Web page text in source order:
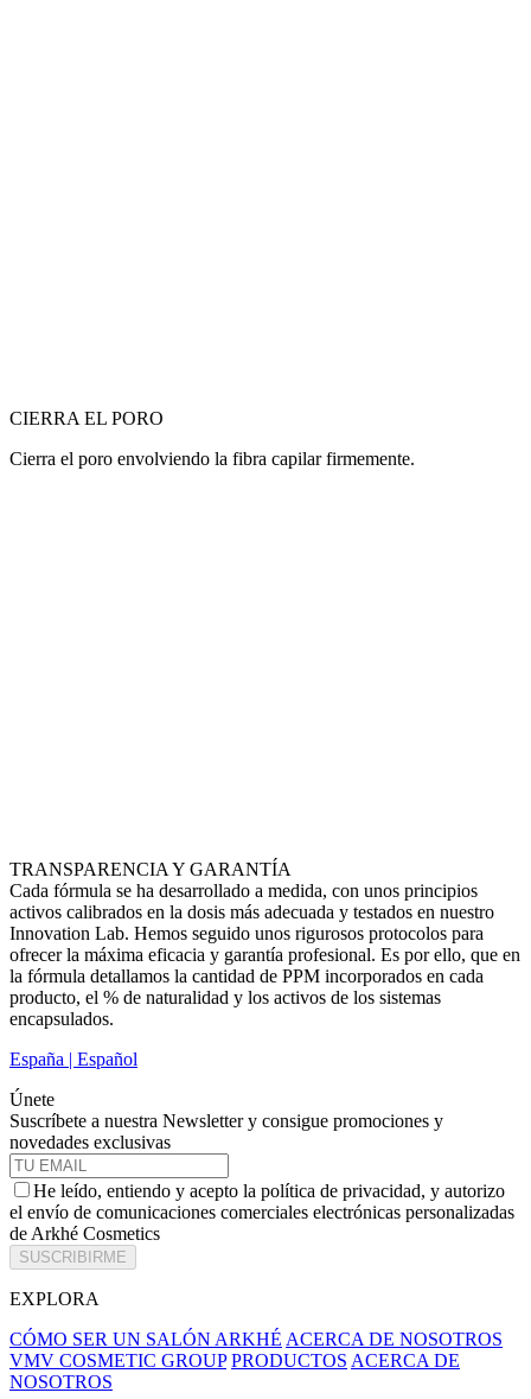
CIERRA EL PORO
Cierra el poro envolviendo la fibra capilar firmemente.
TRANSPARENCIA Y GARANTÍA
Cada fórmula se ha desarrollado a medida, con unos principios
activos calibrados en la dosis más adecuada y testados en nuestro
Innovation Lab. Hemos seguido unos rigurosos protocolos para
ofrecer la máxima eficacia y garantía profesional. Es por ello, que en
la fórmula detallamos la cantidad de PPM incorporados en cada
producto, el % de naturalidad y los activos de los sistemas
encapsulados.
España | Español
Únete
Suscríbete a nuestra Newsletter y consigue promociones y
novedades exclusivas
He leído, entiendo y acepto la política de privacidad, y autorizo
el envío de comunicaciones comerciales electrónicas personalizadas
de Arkhé Cosmetics
SUSCRIBIRME
EXPLORA
CÓMO SER UN SALÓN ARKHÉ ACERCA DE NOSOTROS
VMV COSMETIC GROUP PRODUCTOS ACERCA DE
NOSOTROS